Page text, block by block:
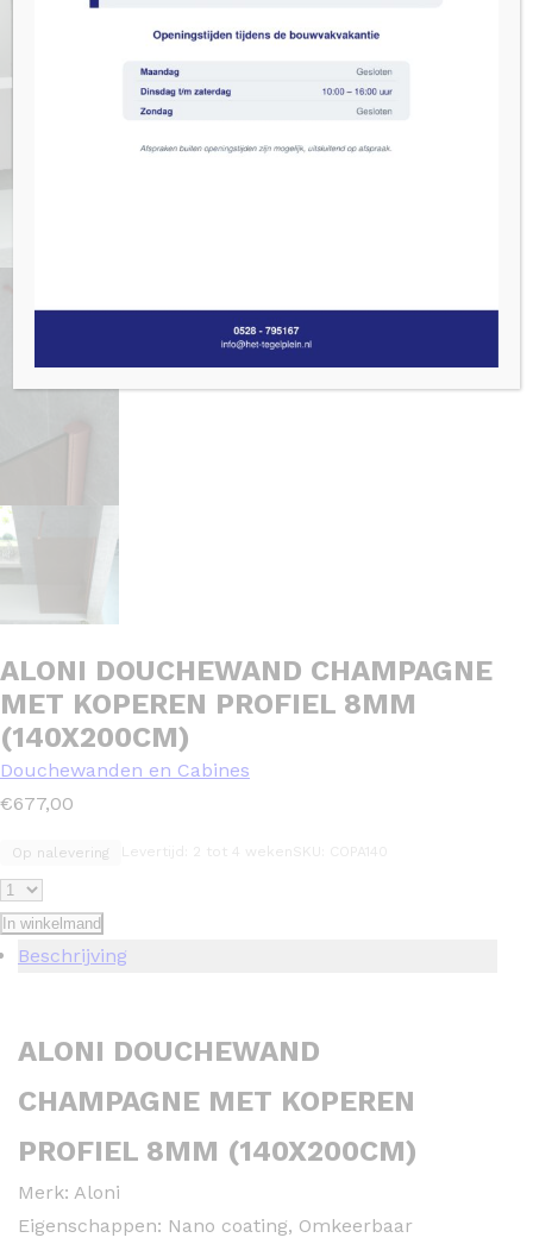
ALONI DOUCHEWAND CHAMPAGNE
MET KOPEREN PROFIEL 8MM
(140X200CM)
Douchewanden en Cabines
€677,00
Op nalevering
In winkelmand
Beschrijving
ALONI DOUCHEWAND
CHAMPAGNE MET KOPEREN
PROFIEL 8MM (140X200CM)
Merk: Aloni
Eigenschappen: Nano coating, Omkeerbaar